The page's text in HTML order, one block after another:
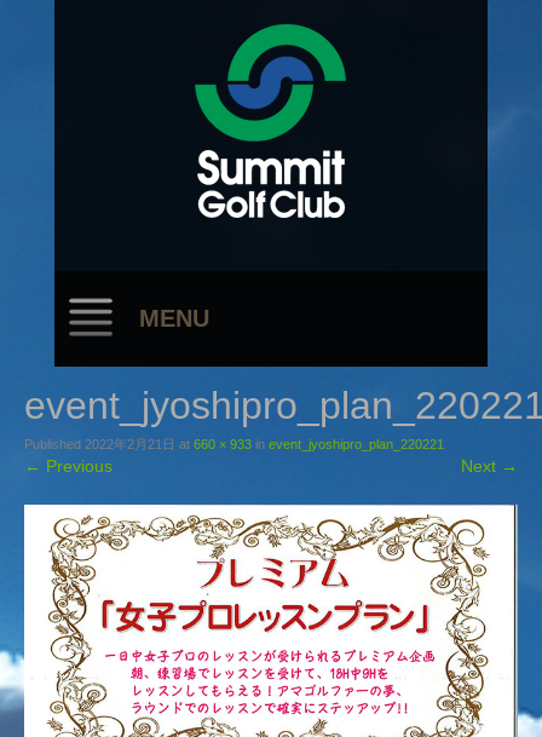
MENU
Published 2022年2月21日 at 660 × 933 in event_jyoshipro_plan_220221
← Previous Next →